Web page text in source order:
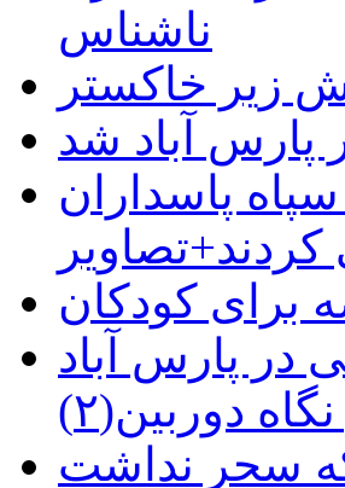
ناشناس
زیر خاکستر
آباد شد
پاسداران
کردند+تصاویر
در پارس آباد
نگاه دوربین(۲)
سحر نداشت